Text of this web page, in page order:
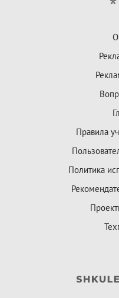
О
Правила
Политика